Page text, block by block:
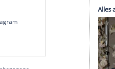
können personenbezogene